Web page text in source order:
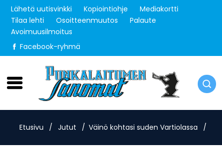
Lähetä uutisvinkki Kopiointiohje
Mediakortti
Tilaa lehti
Osoitteenmuutos
Palaute
Avoimuusilmoitus
Facebook-ryhmä
Lauantai 8.8.2026
Etusivu / Jutut / Väinö kohtasi suden Vartiolassa /